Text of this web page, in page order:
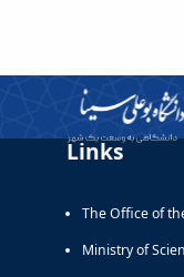
Links
The Office of
Ministry of